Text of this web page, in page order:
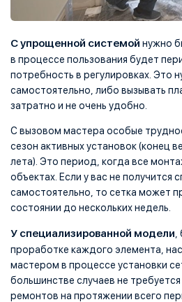
С упрощенной системой нужно
в процессе пользования будет
потребность в регулировках. Это
самостоятельно, либо вызывать
затратно и не очень удобно.
С вызовом мастера особые
сезон активных установок (конец
лета). Это период, когда все
объектах. Если у вас не получится
самостоятельно, то сетка может
состоянии до нескольких недель.
У специализированной модели,
проработке каждого элемента,
мастером в процессе установки
большинстве случаев не
ремонтов на протяжении всего